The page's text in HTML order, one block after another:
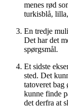
menes rød
turkisblå,
En tredje
Det har det
spørgsmål.
Et sidste
sted. Det
tatoveret bag
kunne finde
det derfra at